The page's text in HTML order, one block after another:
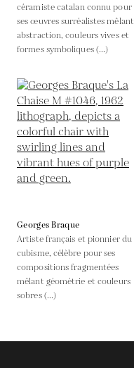
céramiste catalan connu pour
ses œuvres surréalistes mêlant
abstraction, couleurs vives et
formes symboliques (...)
Georges Braque
Artiste français et pionnier du
cubisme, célèbre pour ses
compositions fragmentées
mêlant géométrie et couleurs
sobres (...)